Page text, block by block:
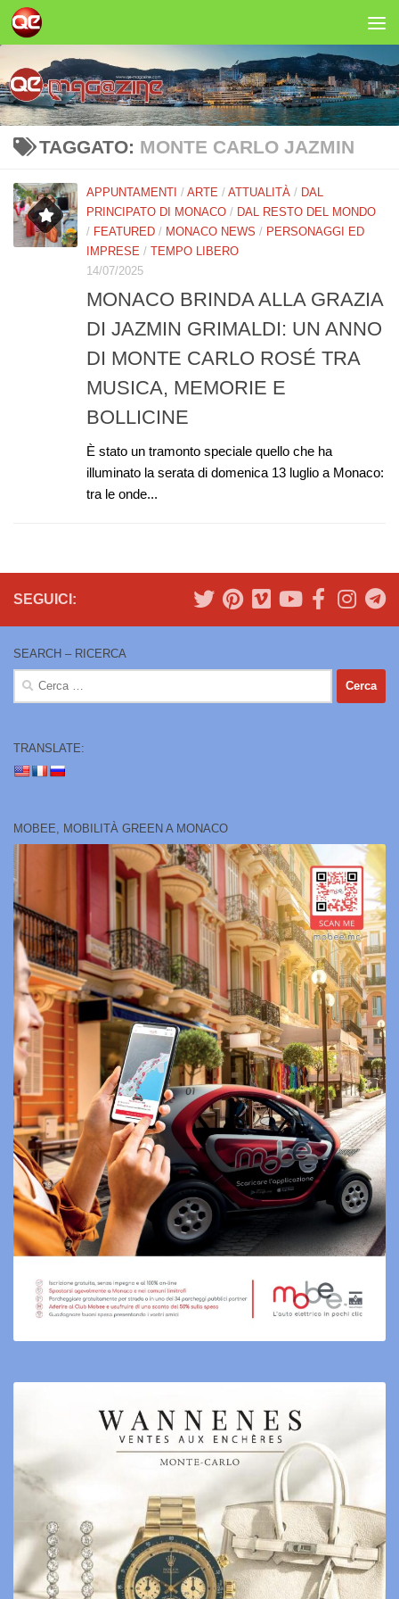
Salta al contenuto
TAGGATO: MONTE CARLO JAZMIN
APPUNTAMENTI / ARTE / ATTUALITÀ / DAL
PRINCIPATO DI MONACO / DAL RESTO DEL MONDO
/ FEATURED / MONACO NEWS / PERSONAGGI ED
IMPRESE / TEMPO LIBERO
14/07/2025
MONACO BRINDA ALLA GRAZIA
DI JAZMIN GRIMALDI: UN ANNO
DI MONTE CARLO ROSÉ TRA
MUSICA, MEMORIE E
BOLLICINE
È stato un tramonto speciale quello che ha
illuminato la serata di domenica 13 luglio a Monaco:
tra le onde...
SEGUICI:
SEARCH – RICERCA
Ricerca
TRANSLATE:
MOBEE, MOBILITÀ GREEN A MONACO